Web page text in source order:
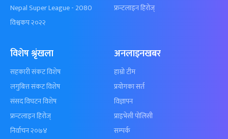
Nepal Super League - 2080
विश्वकप २०२२
फ्रन्टलाइन हिरोज्
विशेष श्रृंखला
सहकारी संकट विशेष
लगुबित्त संकट विशेष
संसद विघटन विशेष
फ्रन्टलाइन हिरोज्
निर्वाचन २०७४
अनलाइनखबर
हाम्रो टीम
प्रयोगका सर्त
विज्ञापन
प्राइभेसी पोलिसी
सम्पर्क